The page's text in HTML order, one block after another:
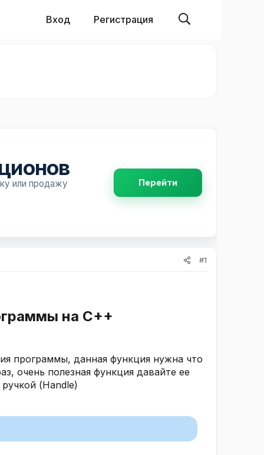
Вход Регистрация
или продажу Перейти
#1
на C++​
программы, данная функция нужна что
очень полезная функция давайте ее
(Handle)